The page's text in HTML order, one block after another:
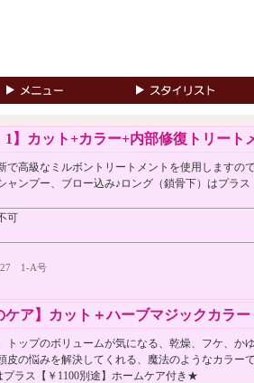
1】カット+カラー+内部修復トリー
で高級なミルボントリートメントを使用しますの
ャンプー、ブロー込み♪ロング（鎖骨下）はプラス
可
27 1-A号
ケア】カット＋ハーブマジックカラ
トップのボリュームが気になる、乾燥、フケ、か
皮の悩みを解決してくれる、魔法のようなカラー
プラス【￥1100別途】ホームケア付き★